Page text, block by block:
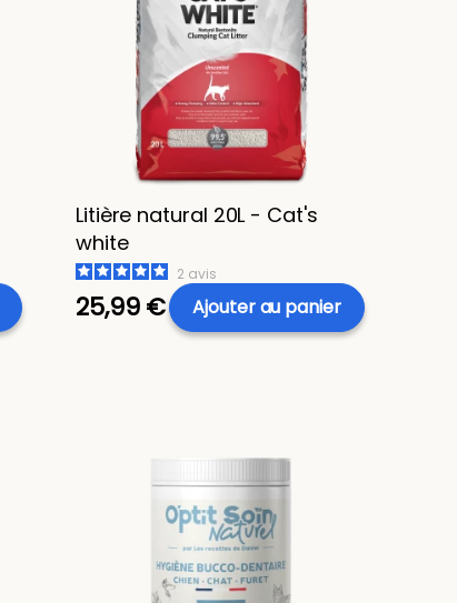
Litière natural 20L - Cat's
white
2 avis
25,99 € Ajouter au panier